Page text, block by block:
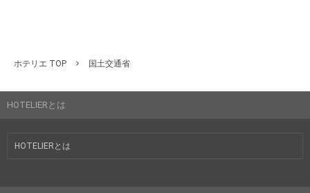
ホテリエ TOP 国土交通省
HOTELIERとは
HOTELIERとは